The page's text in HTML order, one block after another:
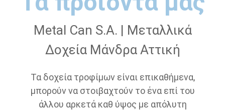
Metal Can S.A. | Μεταλλικά
Δοχεία Μάνδρα Αττική
Τα δοχεία τροφίμων είναι επικαθήμενα,
μπορούν να στοιβαχτούν το ένα επί του
άλλου αρκετά καθ ύψος με απόλυτη